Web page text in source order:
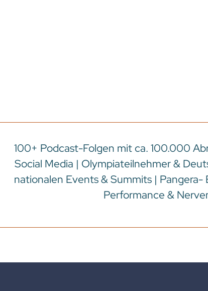
100+ Podcast-Folgen mit ca. 100.000
Social Media | Olympiateilnehmer &
nationalen Events & Summits |
Performance &